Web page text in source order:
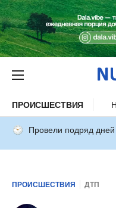
ПРОИСШЕСТВИЯ
Провели подряд
ПРОИСШЕСТВИЯ ДТП